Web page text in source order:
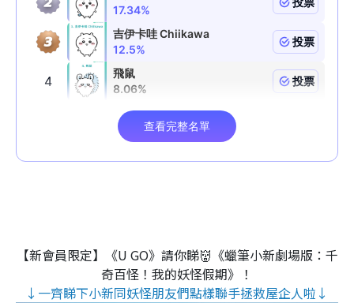
【新會員限定】《U GO》請你睇👹《蠟筆小新劇場版：千
奇百怪！我的妖怪假期》！
↓一齊睇下小新同妖怪朋友們點樣聯手拯救屋企人啦↓